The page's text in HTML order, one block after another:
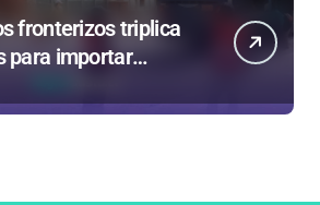
fronterizos triplica
para importar